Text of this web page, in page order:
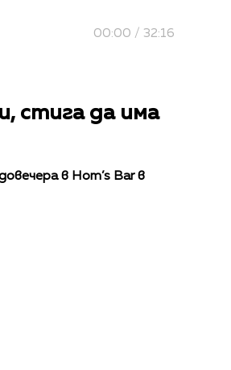
00:00 / 32:16
стига да има
в Hom’s Bar в